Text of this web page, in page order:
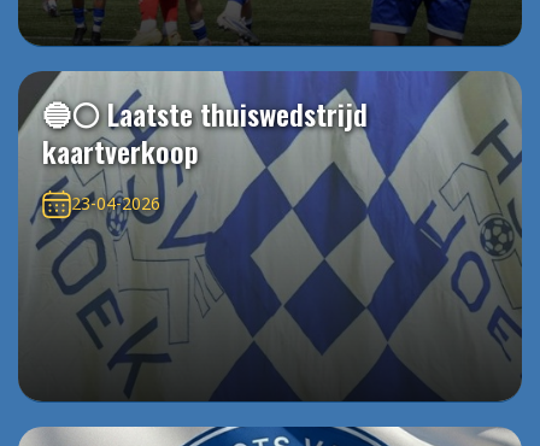
🔵⚪️ Laatste thuiswedstrijd
kaartverkoop
23-04-2026